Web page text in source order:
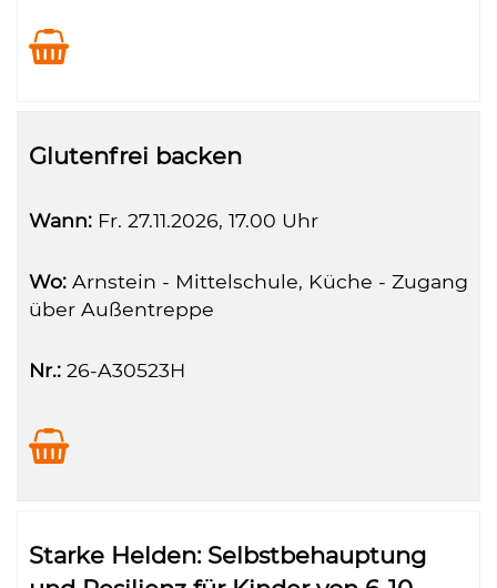
Glutenfrei backen
Wann: Fr. 27.11.2026, 17.00 Uhr
Wo: Arnstein - Mittelschule, Küche - Zugang
über Außentreppe
Nr.: 26-A30523H
Starke Helden: Selbstbehauptung